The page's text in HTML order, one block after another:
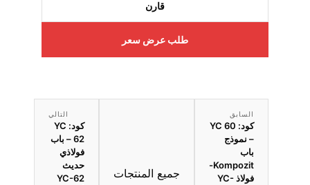
قارن
طلب عرض سعر
السابق
كود: YC 60
– نموذج
باب
Kompozit-
فولاذ YC-
جميع المنتجات
التالي
كود: YC
62 – باب
فولاذي
حديث
YC-62